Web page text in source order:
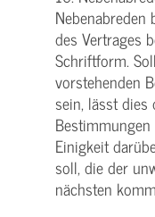
Nebenabreden
des Vertrages
Schriftform.
vorstehenden
sein, lässt
Einigkeit
soll, die der
nächsten